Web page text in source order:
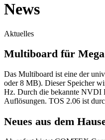
News
Aktuelles
Multiboard für
Das Multiboard ist eine der
oder 8 MB). Dieser Speicher
Hz. Durch die bekannte NVDI
Auflösungen. TOS 2.06 ist
Neues aus dem